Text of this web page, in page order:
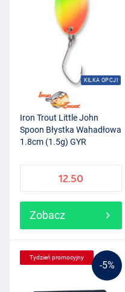
KILKA OPCJI
Iron Trout Little John
Spoon Błystka Wahadłowa
1.8cm (1.5g) GYR
12.50
Zobacz
-5%
Tydzień promocyjny